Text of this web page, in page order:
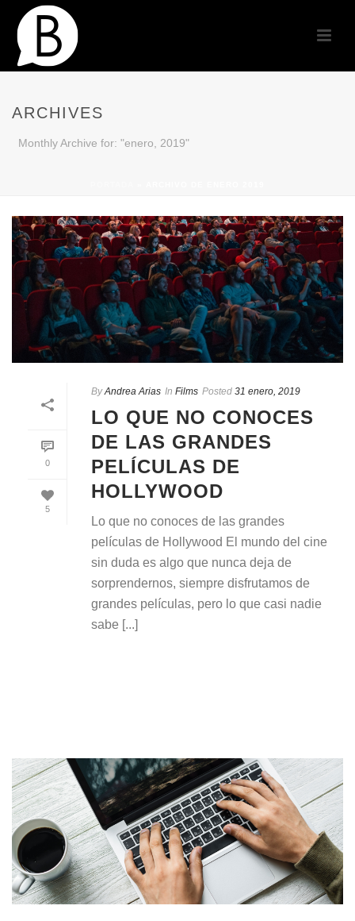
ARCHIVES
Monthly Archive for: "enero, 2019"
0
5
By Andrea Arias In Films Posted 31 enero, 2019
LO QUE NO CONOCES
DE LAS GRANDES
PELÍCULAS DE
HOLLYWOOD
Lo que no conoces de las grandes
películas de Hollywood El mundo del cine
sin duda es algo que nunca deja de
sorprendernos, siempre disfrutamos de
grandes películas, pero lo que casi nadie
sabe [...]